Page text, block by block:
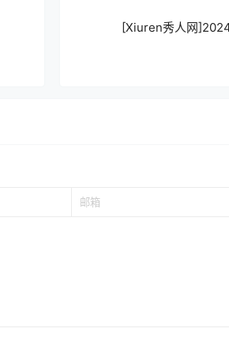
[Xiuren秀人网